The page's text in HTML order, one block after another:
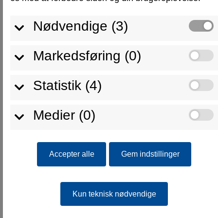
Nødvendige (3)
Markedsføring (0)
Statistik (4)
Medier (0)
Accepter alle Gem indstillinger
Kun teknisk nødvendige
Kombination 4 - 2000mm x 2000mm